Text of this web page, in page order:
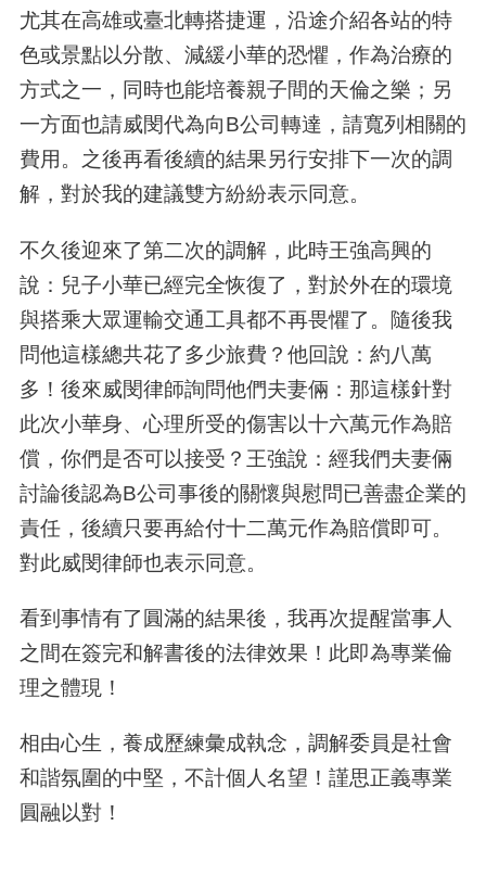
尤其在高雄或臺北轉搭捷運，沿途介紹各站的特
色或景點以分散、減緩小華的恐懼，作為治療的
方式之一，同時也能培養親子間的天倫之樂；另
一方面也請威閔代為向B公司轉達，請寬列相關的
費用。之後再看後續的結果另行安排下一次的調
解，對於我的建議雙方紛紛表示同意。
不久後迎來了第二次的調解，此時王強高興的
說：兒子小華已經完全恢復了，對於外在的環境
與搭乘大眾運輸交通工具都不再畏懼了。隨後我
問他這樣總共花了多少旅費？他回說：約八萬
多！後來威閔律師詢問他們夫妻倆：那這樣針對
此次小華身、心理所受的傷害以十六萬元作為賠
償，你們是否可以接受？王強說：經我們夫妻倆
討論後認為B公司事後的關懷與慰問已善盡企業的
責任，後續只要再給付十二萬元作為賠償即可。
對此威閔律師也表示同意。
看到事情有了圓滿的結果後，我再次提醒當事人
之間在簽完和解書後的法律效果！此即為專業倫
理之體現！
相由心生，養成歷練彙成執念，調解委員是社會
和諧氛圍的中堅，不計個人名望！謹思正義專業
圓融以對！